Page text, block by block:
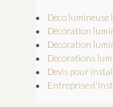
Déco lumineuse
Décoration
Décoration
Décorations
Devis pour
Entreprise